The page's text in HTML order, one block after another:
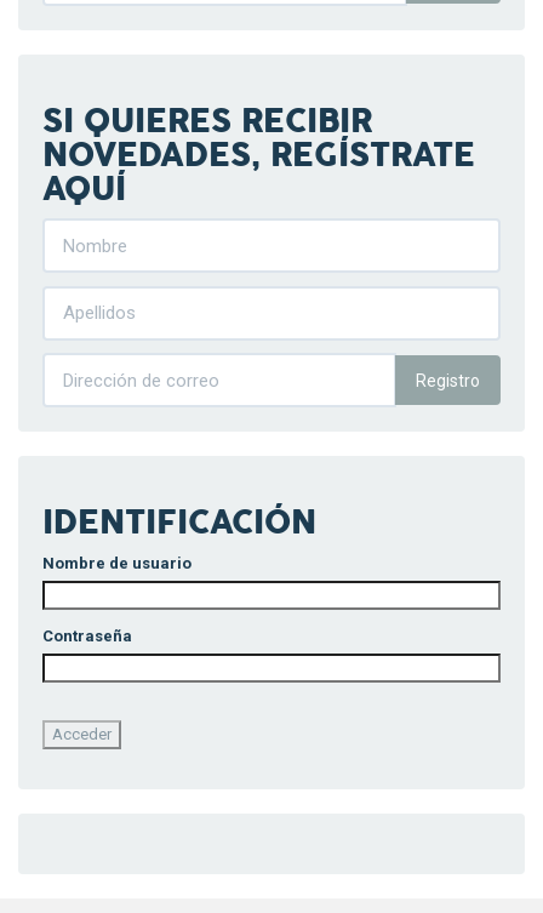
SI QUIERES RECIBIR
NOVEDADES, REGÍSTRATE
AQUÍ
Registro
IDENTIFICACIÓN
Nombre de usuario
Contraseña